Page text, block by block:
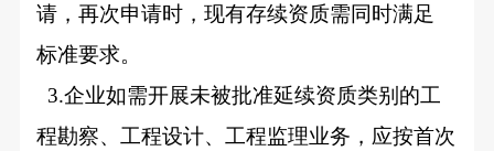
请，再次申请时，现有存续资质需同时满足
标准要求。
3.企业如需开展未被批准延续资质类别的工
程勘察、工程设计、工程监理业务，应按首次